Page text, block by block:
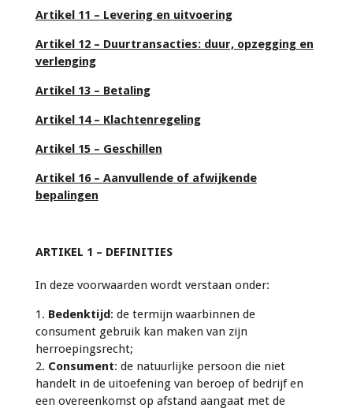
Artikel 11 – Levering en uitvoering
Artikel 12 – Duurtransacties: duur, opzegging en
verlenging
Artikel 13 – Betaling
Artikel 14 – Klachtenregeling
Artikel 15 – Geschillen
Artikel 16 – Aanvullende of afwijkende
bepalingen
ARTIKEL 1 – DEFINITIES
In deze voorwaarden wordt verstaan onder:
1. Bedenktijd: de termijn waarbinnen de
consument gebruik kan maken van zijn
herroepingsrecht;
2. Consument: de natuurlijke persoon die niet
handelt in de uitoefening van beroep of bedrijf en
een overeenkomst op afstand aangaat met de